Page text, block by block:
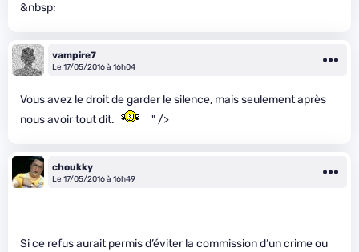
&nbsp;
vampire7
Le 17/05/2016 à 16h04
Vous avez le droit de garder le silence, mais seulement après
nous avoir tout dit.
" />
choukky
Le 17/05/2016 à 16h49
Si ce refus aurait permis d’éviter la commission d’un crime ou